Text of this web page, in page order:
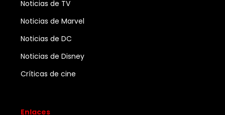
Noticias de TV
Noticias de Marvel
Noticias de DC
Noticias de Disney
Críticas de cine
Enlaces